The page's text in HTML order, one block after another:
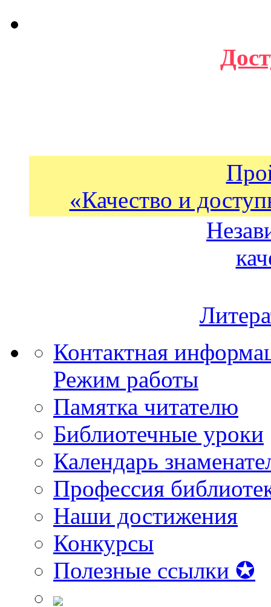
«Качество и
Контактная
Режим работы
Памятка читателю
Библиотечные уроки
Календарь
Профессия
Наши достижения
Конкурсы
Полезные ссылки ✪